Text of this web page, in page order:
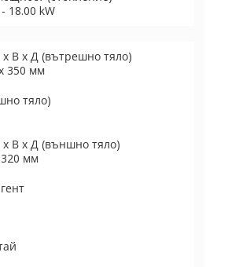
18.00 kW
В х Д (вътрешно тяло)
350 мм
тяло)
В х Д (външно тяло)
мм